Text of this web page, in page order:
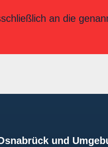
an die
und